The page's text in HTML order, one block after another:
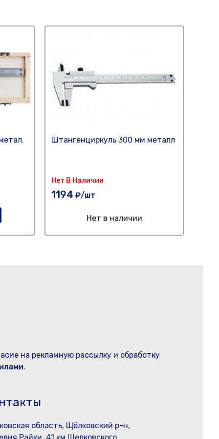
Штангенциркуль 300 мм металл
Нет В Наличии
1194 ₽/шт
Нет в наличии
на рекламную рассылку и обработку
.
область, Щёлковский р-н,